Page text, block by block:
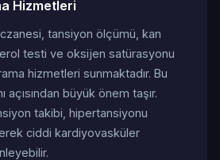
Hizmetleri
tansiyon ölçümü, kan
testi ve oksijen satürasyonu
hizmetleri sunmaktadır. Bu
açısından büyük önem taşır.
takibi, hipertansiyonu
ciddi kardiyovasküler